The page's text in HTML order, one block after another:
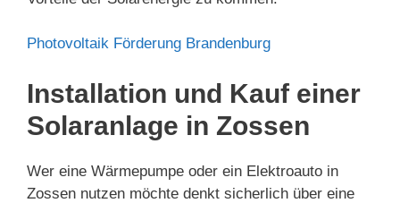
Photovoltaik Förderung Brandenburg
Installation und Kauf einer
Solaranlage in Zossen
Wer eine Wärmepumpe oder ein Elektroauto in
Zossen nutzen möchte denkt sicherlich über eine